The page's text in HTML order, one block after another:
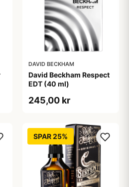
DAVID BECKHAM
David Beckham Respect
EDT (40 ml)
245,00 kr
SPAR 25%